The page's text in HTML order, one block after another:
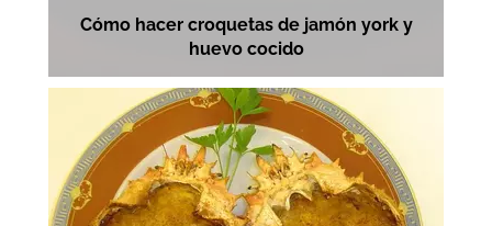
Cómo hacer croquetas de jamón york y
huevo cocido